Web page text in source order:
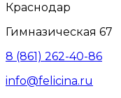
Краснодар
Гимназическая 67
8 (861) 262-40-86
info@felicina.ru